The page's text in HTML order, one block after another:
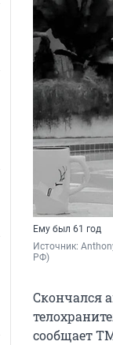
Ему был 61 год
Источник:
РФ)
Скончался
сообщает